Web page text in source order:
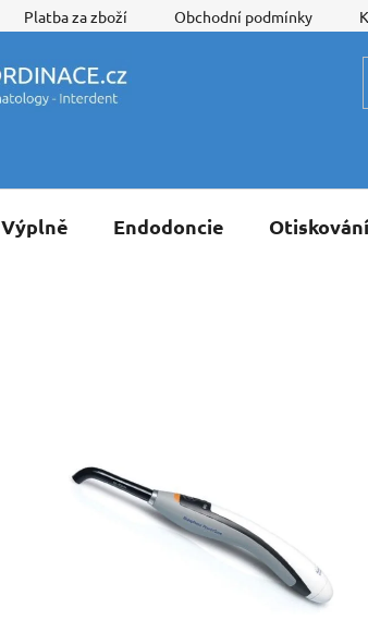
Platba za zboží Obchodní podmínky
Výplně Endodoncie Otiskování